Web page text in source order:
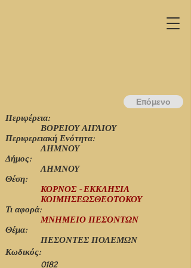
Περιφέρεια:
ΛΗΜΝΟΥ
ΒΟΡΕΙΟΥ ΑΙΓΑΙΟΥ
Περιφερειακή Ενότητα:
ΛΗΜΝΟΥ
Δήμος:
Θέση:
ΚΟΡΝΟΣ - ΕΚΚΛΗΣΙΑ
ΚΟΙΜΗΣΕΩΣΘΕΟΤΟΚΟΥ
Τι αφορά:
ΜΝΗΜΕΙΟ ΠΕΣΟΝΤΩΝ
Θέμα:
ΠΕΣΟΝΤΕΣ ΠΟΛΕΜΩΝ
Κωδικός:
0182
Επόμενο